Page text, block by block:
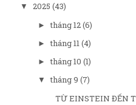
▼ 2025 (43)
►tháng 12(6)
►tháng 11(4)
►tháng 10 (1)
▼tháng 9 (7)
TỪ EINSTEIN ĐẾN